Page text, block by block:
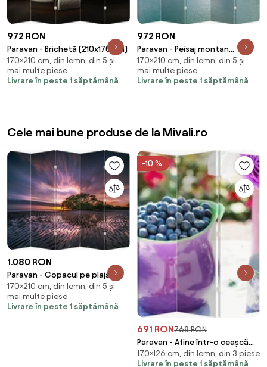
972 RON
Paravan - Brichetă (210x170 cm)
170×210 cm, din lemn, din 5 și
mai multe piese
Livrare în peste 1 săptămână
972 RON
Paravan - Peisaj montan
(210x170 cm)
170×210 cm, din lemn, din 5 și
mai multe piese
Livrare în peste 1 săptămână
Cele mai bune produse de la Mivali.ro
1.080 RON
Paravan - Copacul pe plajă
(210x170 cm)
170×210 cm, din lemn, din 5 și
mai multe piese
Livrare în peste 1 săptămână
-10 %
691 RON768 RON
Paravan - Afine într-o ceașcă
(126x170 cm)
170×126 cm, din lemn, din 3 piese
Livrare în peste 1 săptămână